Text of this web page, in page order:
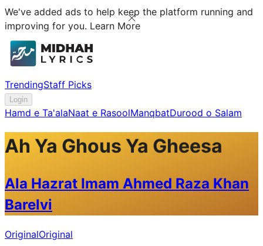
We've added ads to help keep the platform running and
improving for you. Learn More
TrendingStaff Picks
Login
Hamd e Ta'alaNaat e RasoolManqbatDurood o Salam
Ah Ya Ghous Ya Gheesa
Ala Hazrat Imam Ahmed Raza Khan
Barelvi
OriginalOriginal